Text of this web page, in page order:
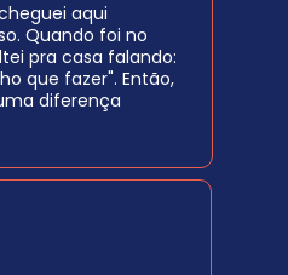
aqui
Quando foi no
pra casa falando:
que fazer". Então,
diferença